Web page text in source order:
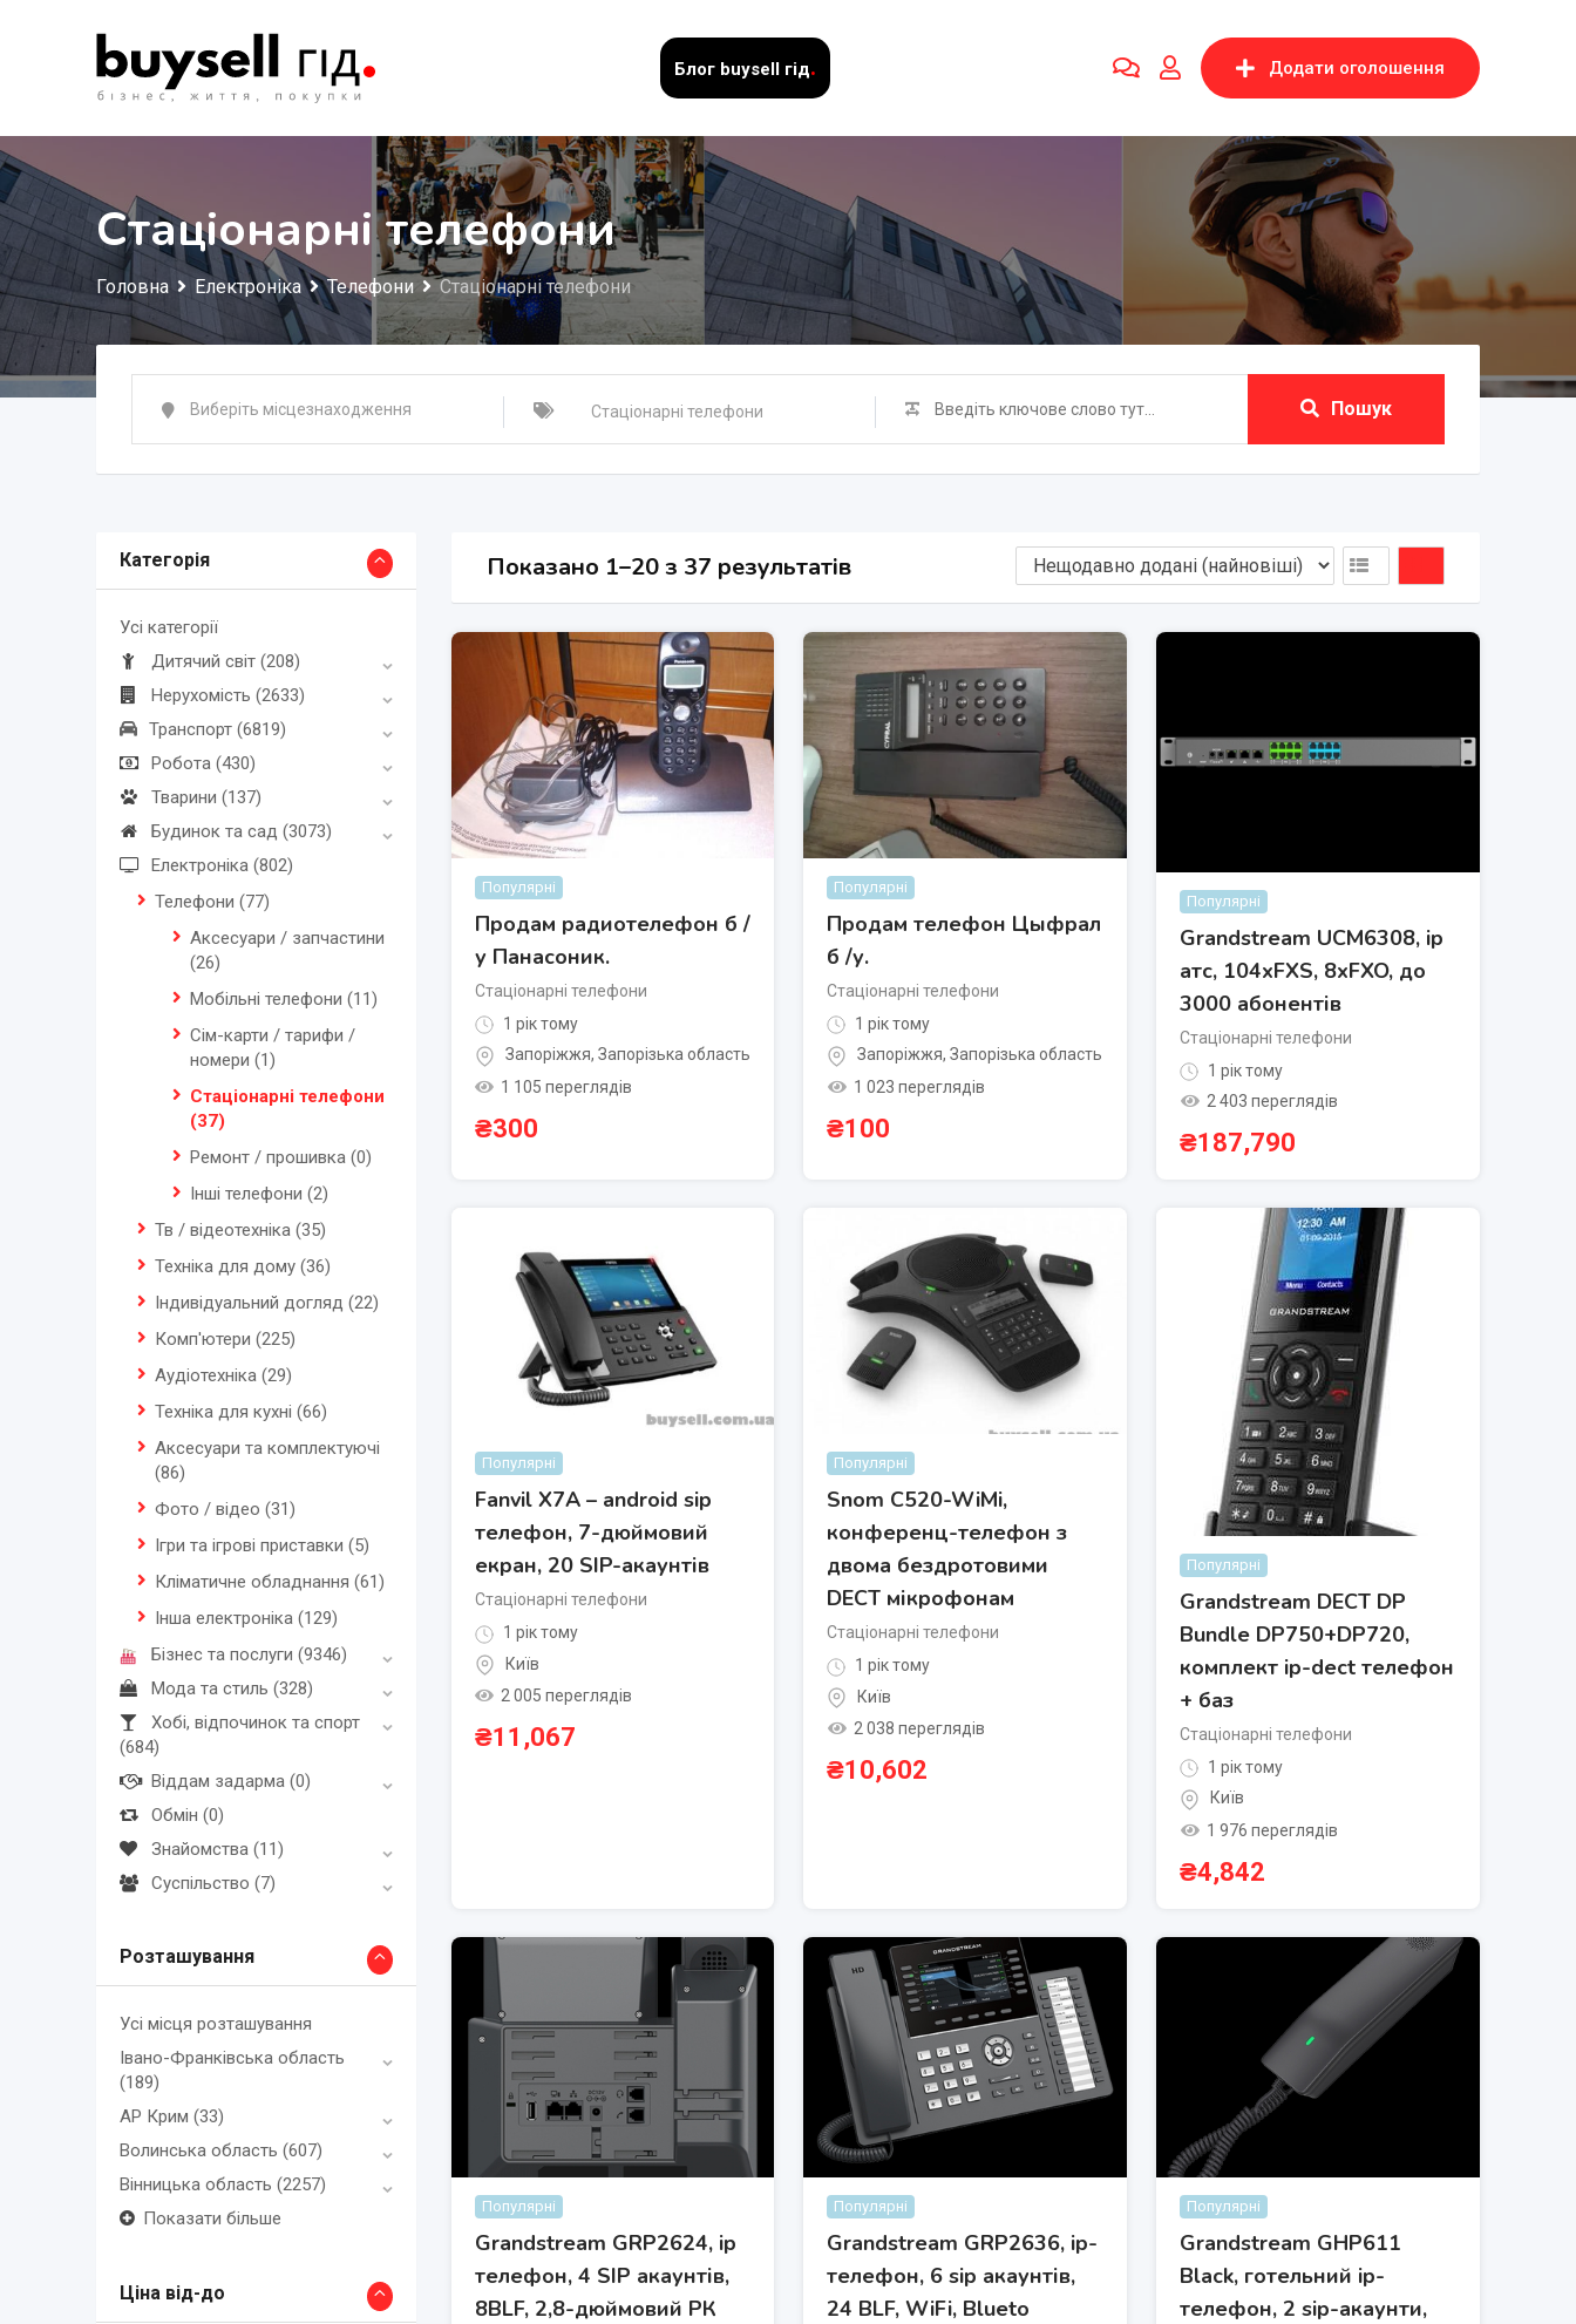
Блог buysell гід. Додати оголошення
Стаціонарні телефони
Головна Електроніка Телефони Стаціонарні телефони
Пошук
Категорія
Усі категорії
Дитячий світ (208)
Нерухомість (2633)
Транспорт (6819)
Робота (430)
Тварини (137)
Будинок та сад (3073)
Електроніка (802)
Телефони (77)
Аксесуари / запчастини
(26)
Мобільні телефони (11)
Сім-карти / тарифи /
номери (1)
Стаціонарні телефони
(37)
Ремонт / прошивка (0)
Інші телефони (2)
Тв / відеотехніка (35)
Техніка для дому (36)
Індивідуальний догляд (22)
Комп'ютери (225)
Аудіотехніка (29)
Техніка для кухні (66)
Аксесуари та комплектуючі
(86)
Фото / відео (31)
Ігри та ігрові приставки (5)
Кліматичне обладнання (61)
Інша електроніка (129)
Бізнес та послуги (9346)
Мода та стиль (328)
Хобі, відпочинок та спорт
(684)
Віддам задарма (0)
Обмін (0)
Знайомства (11)
Суспільство (7)
Розташування
Усі місця розташування
Івано-Франківська область
(189)
АР Крим (33)
Волинська область (607)
Вінницька область (2257)
Показати більше
Ціна від-до
Показано 1–20 з 37 результатів
Популярні
Продам радиотелефон б /
у Панасоник.
Стаціонарні телефони
1 рік тому
Запоріжжя, Запорізька область
1 105 переглядів
₴300
Популярні
Продам телефон Цыфрал
б /у.
Стаціонарні телефони
1 рік тому
Запоріжжя, Запорізька область
1 023 переглядів
₴100
Популярні
Grandstream UCM6308, ip
атс, 104хFXS, 8xFXO, до
3000 абонентів
Стаціонарні телефони
1 рік тому
2 403 переглядів
₴187,790
Популярні
Fanvil X7A – android sip
телефон, 7-дюймовий
екран, 20 SIP-акаунтів
Стаціонарні телефони
1 рік тому
Київ
2 005 переглядів
₴11,067
Популярні
Snom C520-WiMi,
конференц-телефон з
двома бездротовими
DECT мікрофонам
Стаціонарні телефони
1 рік тому
Київ
2 038 переглядів
₴10,602
Популярні
Grandstream DECT DP
Bundle DP750+DP720,
комплект ip-dect телефон
+ баз
Стаціонарні телефони
1 рік тому
Київ
1 976 переглядів
₴4,842
Популярні
Grandstream GRP2624, ip
телефон, 4 SIP акаунтів,
8BLF, 2,8-дюймовий РК
Популярні
Grandstream GRP2636, ip-
телефон, 6 sip акаунтів,
24 BLF, WiFi, Blueto
Популярні
Grandstream GHP611
Black, готельний ip-
телефон, 2 sip-акаунти,